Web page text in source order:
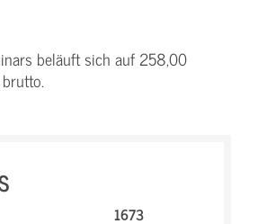
beläuft sich auf 258,00
1673